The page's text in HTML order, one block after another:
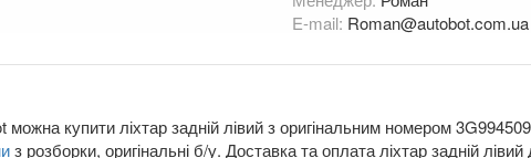
E-mail: Roman@autobot.com.ua
можна купити ліхтар задній лівий з оригінальним номером
з розборки, оригінальні б/у. Доставка та оплата ліхтар задній